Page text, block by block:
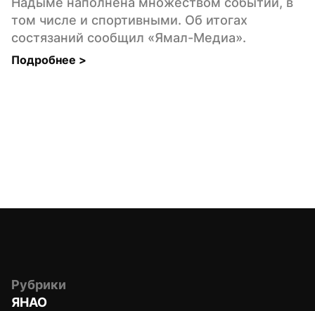
том числе и спортивными. Об итогах
состязаний сообщил «Ямал-Медиа».
Подробнее >
Рубрики
ЯНАО